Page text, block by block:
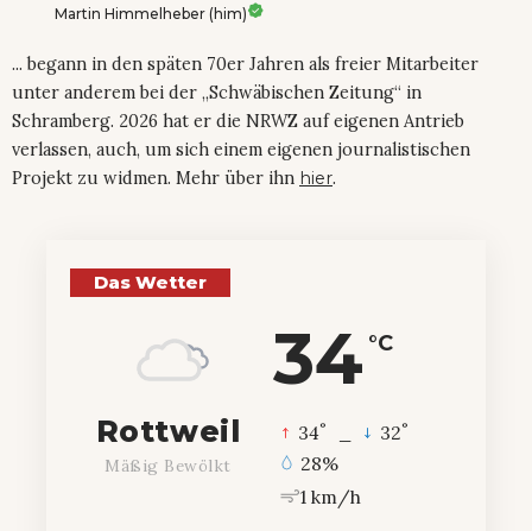
Martin Himmelheber (him)
... begann in den späten 70er Jahren als freier Mitarbeiter
unter anderem bei der „Schwäbischen Zeitung“ in
Schramberg. 2026 hat er die NRWZ auf eigenen Antrieb
verlassen, auch, um sich einem eigenen journalistischen
Projekt zu widmen. Mehr über ihn hier.
Das Wetter
34 °C
Rottweil
Mäßig Bewölkt
34° 32°
28%
1 km/h